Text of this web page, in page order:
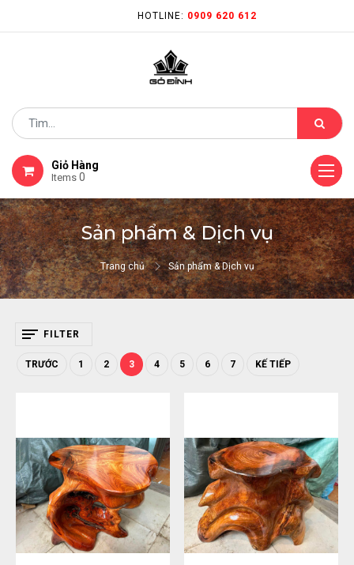
HOTLINE: 0909 620 612
Giỏ Hàng
Items 0
Sản phẩm & Dịch vụ
Trang chủ Sản phẩm & Dịch vụ
FILTER
TRƯỚC 1 2 3 4 5 6 7 KẾ TIẾP